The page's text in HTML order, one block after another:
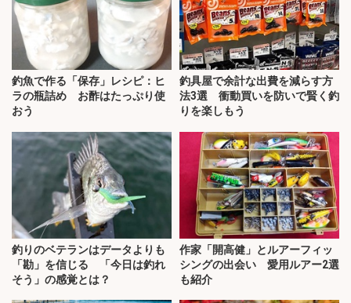
釣魚で作る「保存」レシピ：ヒ
ラの瓶詰め お酢はたっぷり使
おう
釣具屋で余計な出費を減らす方
法3選 衝動買いを防いで賢く釣
りを楽しもう
釣りのベテランはデータよりも
「勘」を信じる 「今日は釣れ
そう」の感覚とは？
作家「開高健」とルアーフィッ
シングの出会い 愛用ルアー2選
も紹介